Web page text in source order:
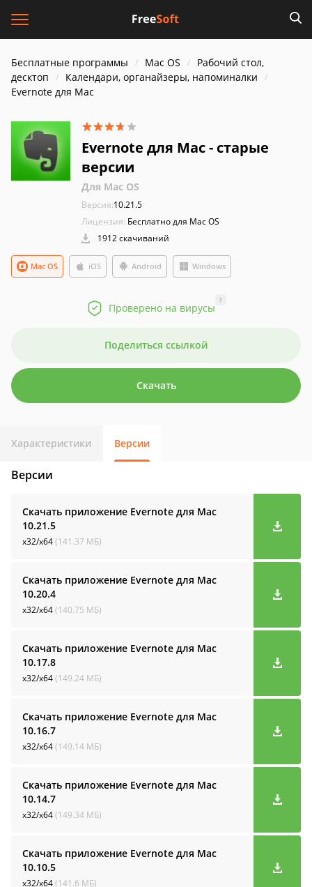
Бесплатные программы Mac OS
Рабочий стол,
десктоп
Календари, органайзеры, напоминалки
Evernote для Mac
Evernote для Mac - старые
версии
Для Mac OS
Версия:10.21.5
Лицензия: Бесплатно для Mac OS
1912 скачиваний
iOS
Mac OS Android Windows
Проверено на вирусы
?
Поделиться ссылкой
Скачать
Характеристики Версии
Версии
Скачать приложение Evernote для Mac
10.21.5
x32/x64(141.37 МБ)
Скачать приложение Evernote для Mac
10.20.4
x32/x64(140.75 МБ)
Скачать приложение Evernote для Mac
10.17.8
x32/x64(149.24 МБ)
Скачать приложение Evernote для Mac
10.16.7
x32/x64(149.14 МБ)
Скачать приложение Evernote для Mac
10.14.7
x32/x64(149.34 МБ)
Скачать приложение Evernote для Mac
10.10.5
x32/x64(141.6 МБ)